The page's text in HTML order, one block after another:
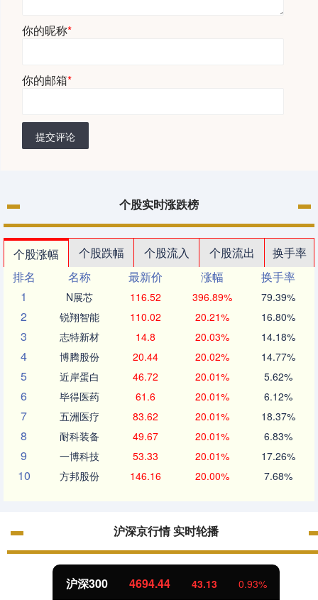
你的昵称*
你的邮箱*
提交评论
个股实时涨跌榜
个股涨幅 个股跌幅 个股流入 个股流出
换手率
排名
名称 最新价 涨幅
换手率
1
N展芯 116.52 396.89% 79.39%
2 锐翔智能 110.02 20.21% 16.80%
3 志特新材 14.8 20.03% 14.18%
4 博腾股份 20.44 20.02% 14.77%
5 近岸蛋白 46.72 20.01% 5.62%
6 毕得医药 61.6 20.01% 6.12%
7 五洲医疗 83.62 20.01% 18.37%
8 耐科装备 49.67 20.01% 6.83%
9 一博科技 53.33 20.01% 17.26%
10 方邦股份 146.16 20.00% 7.68%
沪深京行情 实时轮播
北证50 1134.24 11.37 1.01%